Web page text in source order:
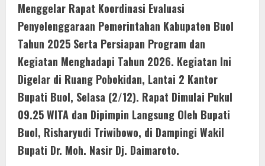
t
i
n
u
e
R
Menggelar Rapat Koordinasi Evaluasi
Penyelenggaraan Pemerintahan Kabupaten Buol
Tahun 2025 Serta Persiapan Program dan
Kegiatan Menghadapi Tahun 2026. Kegiatan Ini
Digelar di Ruang Pobokidan, Lantai 2 Kantor
Bupati Buol, Selasa (2/12). Rapat Dimulai Pukul
09.25 WITA dan Dipimpin Langsung Oleh Bupati
Buol, Risharyudi Triwibowo, di Dampingi Wakil
Bupati Dr. Moh. Nasir Dj. Daimaroto.